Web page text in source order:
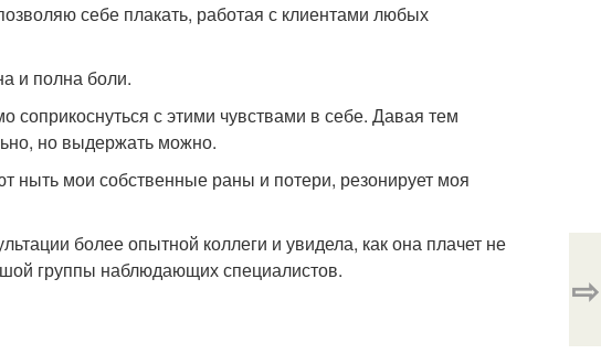
себе плакать, работая с клиентами любых
и полна боли.
соприкоснуться с этими чувствами в себе. Давая тем
но выдержать можно.
ныть мои собственные раны и потери, резонирует моя
более опытной коллеги и увидела, как она плачет не
группы наблюдающих специалистов.
⇨